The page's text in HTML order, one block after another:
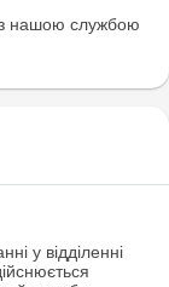
з нашою службою
у відділенні